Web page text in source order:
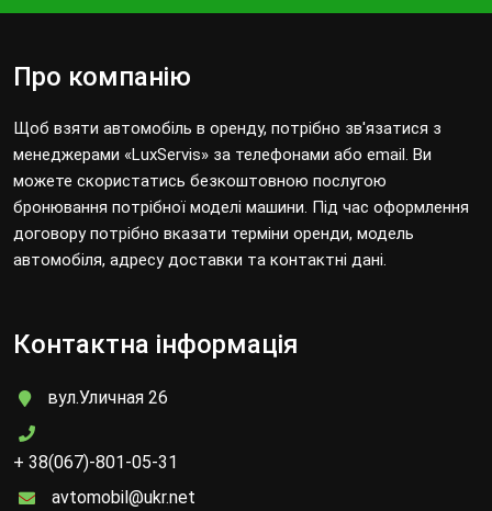
Про компанію
Щоб взяти автомобіль в оренду, потрібно зв'язатися з
менеджерами «LuxServis» за телефонами або email. Ви
можете скористатись безкоштовною послугою
бронювання потрібної моделі машини. Під час оформлення
договору потрібно вказати терміни оренди, модель
автомобіля, адресу доставки та контактні дані.
Контактна інформація
вул.Уличная 26
+ 38(067)-801-05-31
avtomobil@ukr.net